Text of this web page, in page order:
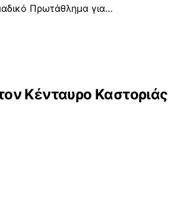
Πρωτάθλημα για…
Κένταυρο Καστοριάς